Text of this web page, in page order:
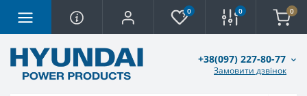
0 0 0
+38(097) 227-80-77
Замовити дзвінок